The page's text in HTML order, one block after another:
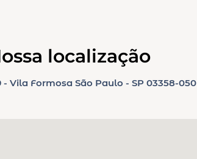
localização
- Vila Formosa São Paulo - SP 03358-050